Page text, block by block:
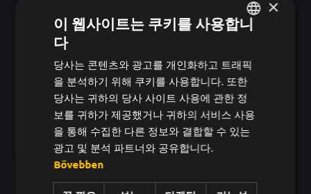
저는 기업을 대상으로 팀 빌딩 교육을 진행하
며, 참가자들은 장난스럽지만 깊이 있는 경험
을 통해 협업, 신뢰, 소통의 실제 작동 방식을
경험합니다.
Z세대 통합
영어
한국어
×
이 웹사이트는 쿠키를 사용합니
다
당사는 콘텐츠와 광고를 개인화하고 트래픽
을 분석하기 위해 쿠키를 사용합니다. 또한
당사는 귀하의 당사 사이트 사용에 관한 정
보를 귀하가 제공했거나 귀하의 서비스 사용
을 통해 수집한 다른 정보와 결합할 수 있는
광고 및 분석 파트너와 공유합니다.
Bővebben